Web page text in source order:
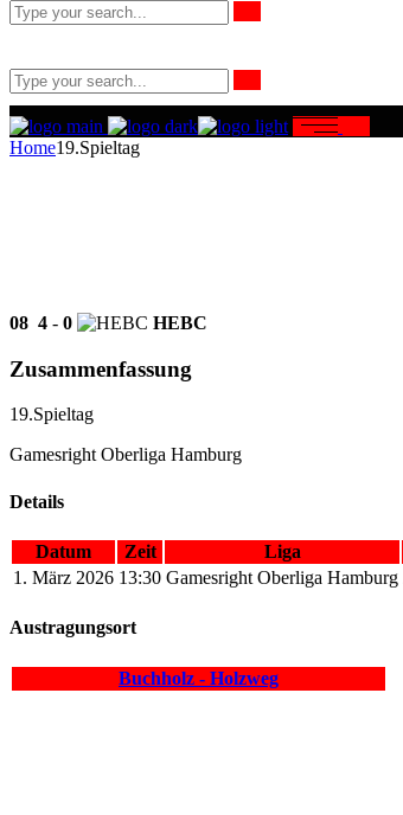
Home19.Spieltag
08 4 - 0 HEBC
Zusammenfassung
19.Spieltag
Gamesright Oberliga Hamburg
Details
Datum Zeit Liga
1. März 2026 13:30 Gamesright Oberliga Hamburg
Austragungsort
Buchholz - Holzweg